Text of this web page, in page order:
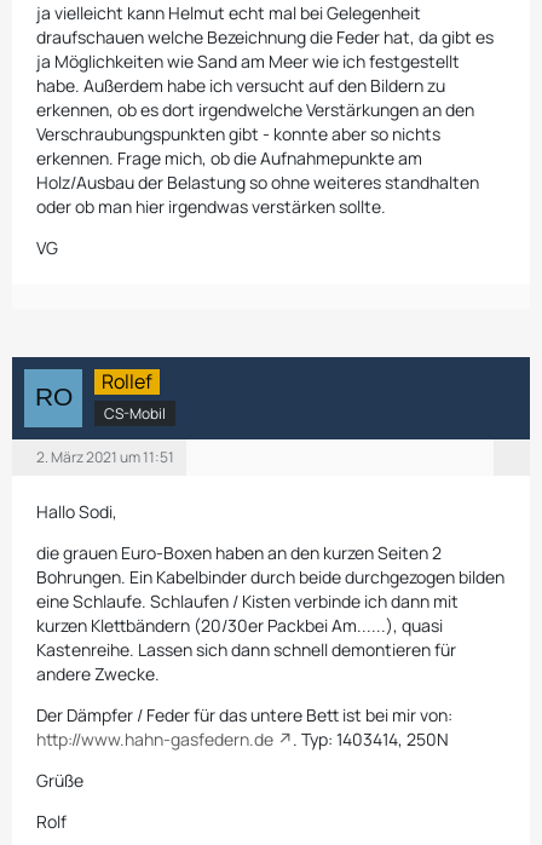
ja vielleicht kann Helmut echt mal bei Gelegenheit
draufschauen welche Bezeichnung die Feder hat, da gibt es
ja Möglichkeiten wie Sand am Meer wie ich festgestellt
habe. Außerdem habe ich versucht auf den Bildern zu
erkennen, ob es dort irgendwelche Verstärkungen an den
Verschraubungspunkten gibt - konnte aber so nichts
erkennen. Frage mich, ob die Aufnahmepunkte am
Holz/Ausbau der Belastung so ohne weiteres standhalten
oder ob man hier irgendwas verstärken sollte.
VG
Rollef
CS-Mobil
2. März 2021 um 11:51
Hallo Sodi,
die grauen Euro-Boxen haben an den kurzen Seiten 2
Bohrungen. Ein Kabelbinder durch beide durchgezogen bilden
eine Schlaufe. Schlaufen / Kisten verbinde ich dann mit
kurzen Klettbändern (20/30er Packbei Am......), quasi
Kastenreihe. Lassen sich dann schnell demontieren für
andere Zwecke.
Der Dämpfer / Feder für das untere Bett ist bei mir von:
http://www.hahn-gasfedern.de
. Typ: 1403414, 250N
Grüße
Rolf